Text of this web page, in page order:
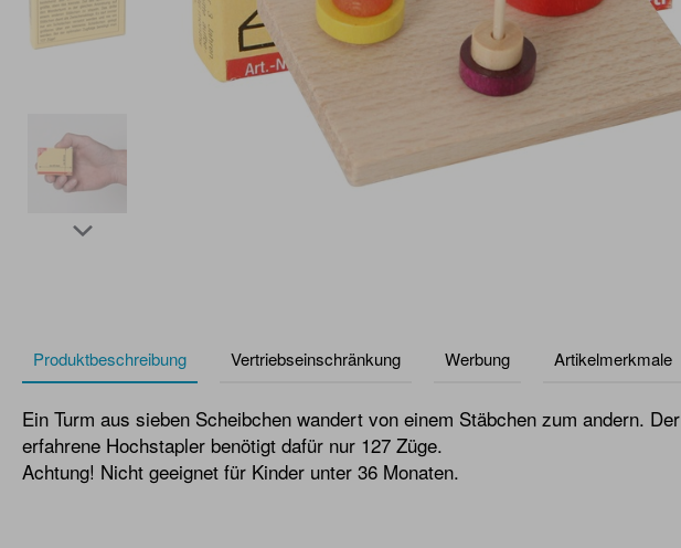
Produktbeschreibung Vertriebseinschränkung Werbung Artikelmerkmale
Ein Turm aus sieben Scheibchen wandert von einem Stäbchen zum andern. Der
erfahrene Hochstapler benötigt dafür nur 127 Züge.
Achtung! Nicht geeignet für Kinder unter 36 Monaten.